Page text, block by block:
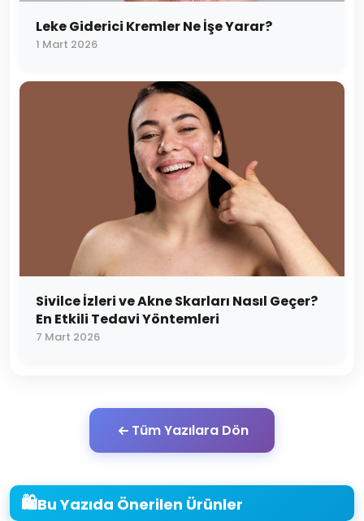
Leke Giderici Kremler Ne İşe Yarar?
1 Mart 2026
Sivilce İzleri ve Akne Skarları Nasıl Geçer?
En Etkili Tedavi Yöntemleri
7 Mart 2026
Tüm Yazılara Dön
🛍️Bu Yazıda Önerilen Ürünler